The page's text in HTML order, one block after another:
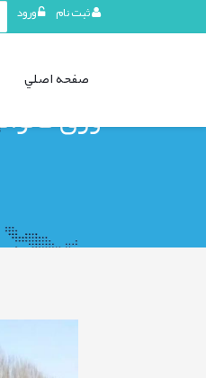
ثبت نام ورود
منوی
کاربری
صفحه اصلي
ورق